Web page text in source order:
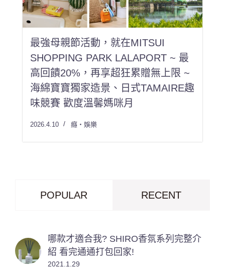
最強母親節活動，就在MITSUI
SHOPPING PARK LALAPORT ~ 最
高回饋20%，再享超狂累贈無上限 ~
海綿寶寶獨家造景、日式TAMAIRE趣
味競賽 歡度溫馨媽咪月
2026.4.10 癮・娛樂
POPULAR RECENT
哪款才適合我? SHIRO香氛系列完整介
紹 看完通通打包回家!
2021.1.29